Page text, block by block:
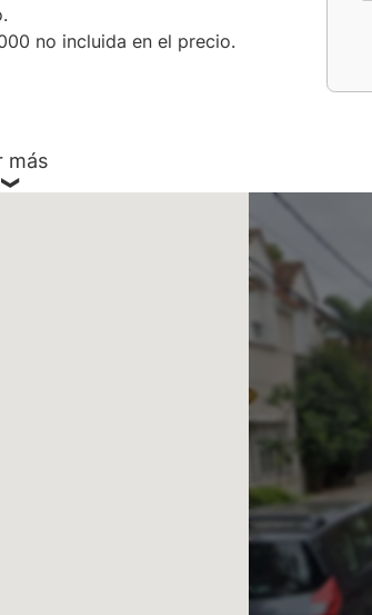
no incluida en el precio.
más